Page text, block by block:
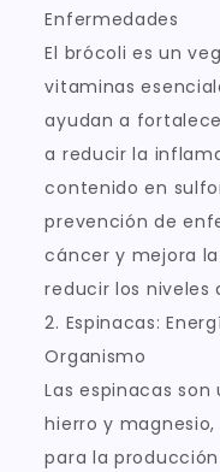
Enfermedades
El brócoli es un
vitaminas
ayudan a
a reducir la
contenido en
prevención de
cáncer y mejora
reducir los niveles
2. Espinacas:
Organismo
Las espinacas
hierro y
para la